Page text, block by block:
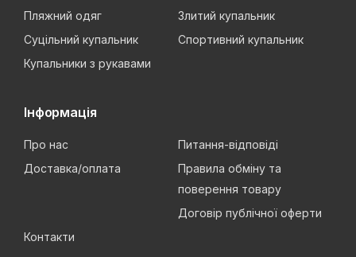
Пляжний одяг
Злитий купальник
Суцільний купальник
Спортивний купальник
Купальники з рукавами
Інформація
Про нас
Питання-відповіді
Доставка/оплата
Правила обміну та
поверення товару
Договір публічної оферти
Контакти